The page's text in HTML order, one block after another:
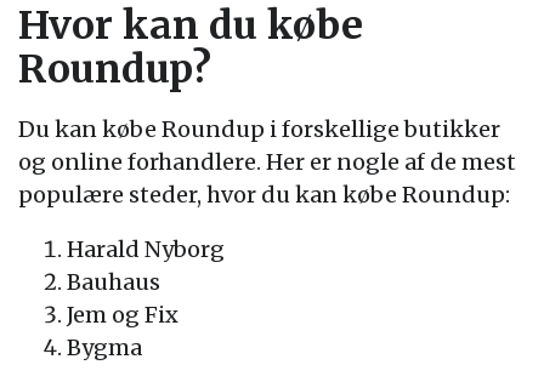
Hvor kan du købe
Roundup?
Du kan købe Roundup i forskellige butikker
og online forhandlere. Her er nogle af de mest
populære steder, hvor du kan købe Roundup:
Harald Nyborg
Bauhaus
Jem og Fix
Bygma